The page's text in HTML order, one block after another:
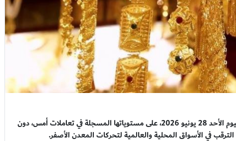
حافظت أسعار الذهب في الأسواق المحلية، اليوم الأحد 28 يونيو 2026، على مستوياتها المسجلة في تعاملات أمس، دون
في الأسواق المحلية والعالمية لتحركات المعدن الأصفر.